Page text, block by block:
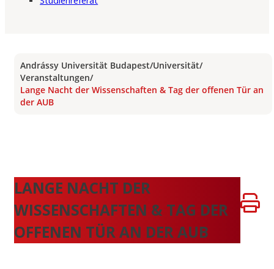
Andrássy Universität Budapest/Universität/
Veranstaltungen/
Lange Nacht der Wissenschaften & Tag der offenen Tür an
der AUB
LANGE NACHT DER
WISSENSCHAFTEN & TAG DER
OFFENEN TÜR AN DER AUB